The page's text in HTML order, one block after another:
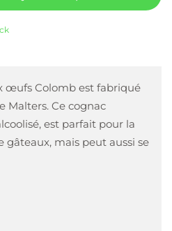
œufs Colomb est fabriqué
Malters. Ce cognac
est parfait pour la
gâteaux, mais peut aussi se